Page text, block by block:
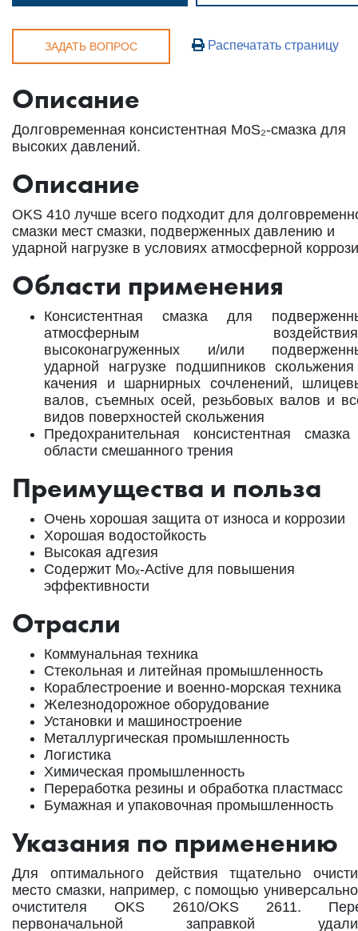
ЗАДАТЬ ВОПРОС Распечатать страницу
Описание
Долговременная консистентная MoS₂-смазка для
высоких давлений.
Описание
OKS 410 лучше всего подходит для
смазки мест смазки, подверженных давлению и
ударной нагрузке в условиях атмосферной
Области применения
Консистентная смазка для
атмосферным
высоконагруженных и/или
ударной нагрузке подшипников
качения и шарнирных сочленений,
валов, съемных осей, резьбовых валов и
видов поверхностей скольжения
Предохранительная консистентная
области смешанного трения
Преимущества и польза
Очень хорошая защита от износа и коррозии
Хорошая водостойкость
Высокая адгезия
Содержит Moₓ-Active для повышения
эффективности
Отрасли
Коммунальная техника
Стекольная и литейная промышленность
Кораблестроение и военно-морская техника
Железнодорожное оборудование
Установки и машиностроение
Металлургическая промышленность
Логистика
Химическая промышленность
Переработка резины и обработка пластмасс
Бумажная и упаковочная промышленность
Указания по применению
Для оптимального действия тщательно
место смазки, например, с помощью
очистителя OKS 2610/OKS 2611.
первоначальной заправкой